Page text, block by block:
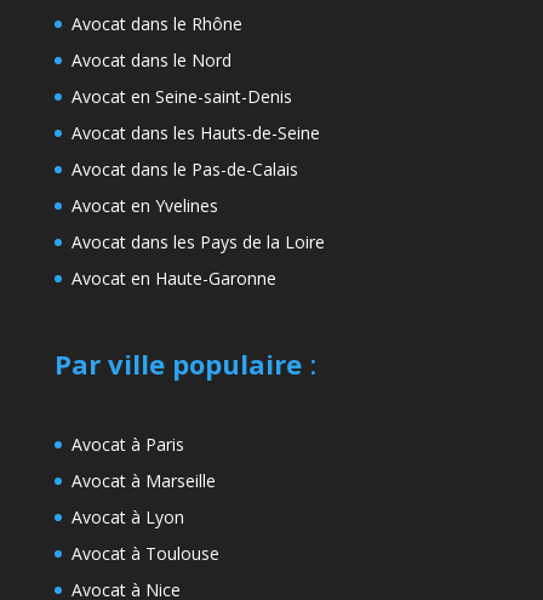
Avocat dans le Rhône
Avocat dans le Nord
Avocat en Seine-saint-Denis
Avocat dans les Hauts-de-Seine
Avocat dans le Pas-de-Calais
Avocat en Yvelines
Avocat dans les Pays de la Loire
Avocat en Haute-Garonne
Par ville populaire:
Avocat à Paris
Avocat à Marseille
Avocat à Lyon
Avocat à Toulouse
Avocat à Nice